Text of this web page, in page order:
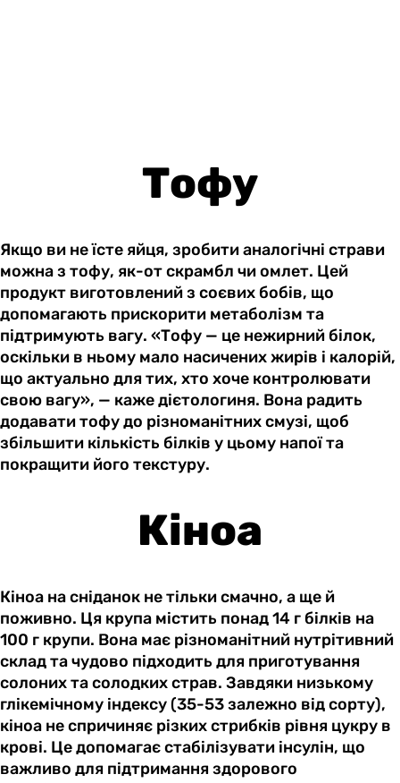
Тофу
Якщо ви не їсте яйця, зробити аналогічні страви
можна з тофу, як-от скрамбл чи омлет. Цей
продукт виготовлений з соєвих бобів, що
допомагають прискорити метаболізм та
підтримують вагу. «Тофу — це нежирний білок,
оскільки в ньому мало насичених жирів і калорій,
що актуально для тих, хто хоче контролювати
свою вагу», — каже дієтологиня. Вона радить
додавати тофу до різноманітних смузі, щоб
збільшити кількість білків у цьому напої та
покращити його текстуру.
Кіноа
Кіноа на сніданок не тільки смачно, а ще й
поживно. Ця крупа містить понад 14 г білків на
100 г крупи. Вона має різноманітний нутрітивний
склад та чудово підходить для приготування
солоних та солодких страв. Завдяки низькому
глікемічному індексу (35-53 залежно від сорту),
кіноа не спричиняє різких стрибків рівня цукру в
крові. Це допомагає стабілізувати інсулін, що
важливо для підтримання здорового